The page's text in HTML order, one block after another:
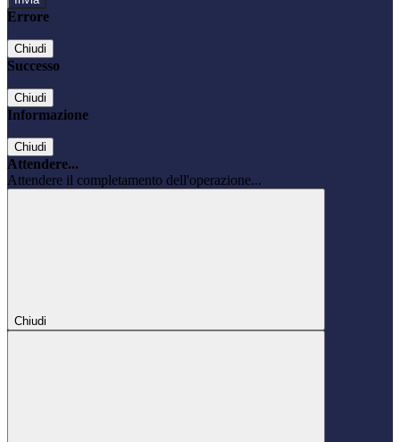
Errore
Chiudi
Successo
Chiudi
Informazione
Chiudi
Attendere...
Attendere il completamento dell'operazione...
Chiudi